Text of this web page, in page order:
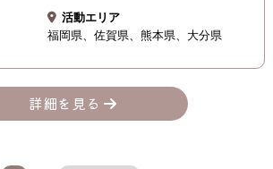
活動エリア
福岡県
佐賀県 熊本県 大分県
詳細を見る